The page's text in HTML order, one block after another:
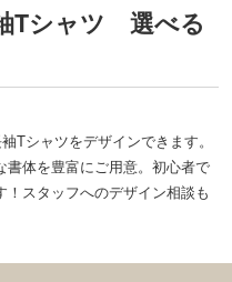
Tシャツ 選べる
Tシャツをデザインできます。
体を豊富にご用意。初心者で
スタッフへのデザイン相談も